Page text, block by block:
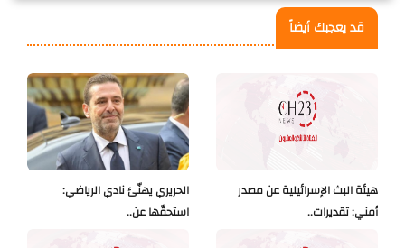
قد يعجبك أيضاً
الحريري يهنّئ نادي الرياضي:
استحقّها عن..
هيئة البث الإسرائيلية عن مصدر
أمني: تقديرات..